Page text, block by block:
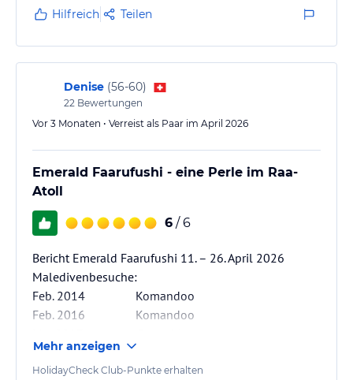
und der Resortchef begrüßte jeden neuen Gast
Anschließend zeigte uns unser Host Elite die Insel,
um uns einen ersten Überblick zu verschaffen. Am
Ende der Fahrt mit dem Elektrofahrzeug erreichten
wir unsere Beach Villa mit Pool. Dort erhielten wir
Hilfreich Teilen
Denise (56-60)
22 Bewertungen
Vor 3 Monaten • Verreist als Paar im April 2026
Emerald Faarufushi - eine Perle im Raa-
Atoll
6 / 6
Bericht Emerald Faarufushi 11. – 26. April 2026
Maledivenbesuche:
Feb. 2014 Komandoo
Feb. 2016 Komandoo
Feb. 2018 Veligandu
Juli/Aug. 2019 Vilamendhoo
Mehr anzeigen
HolidayCheck Club-Punkte erhalten